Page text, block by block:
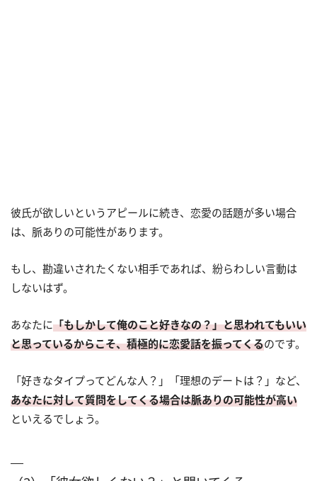
彼氏が欲しいというアピールに続き、恋愛の話題が多い場合
は、脈ありの可能性があります。
もし、勘違いされたくない相手であれば、紛らわしい言動は
しないはず。
あなたに「もしかして俺のこと好きなの？」と思われてもいい
と思っているからこそ、積極的に恋愛話を振ってくるのです。
「好きなタイプってどんな人？」「理想のデートは？」など、
あなたに対して質問をしてくる場合は脈ありの可能性が高い
といえるでしょう。